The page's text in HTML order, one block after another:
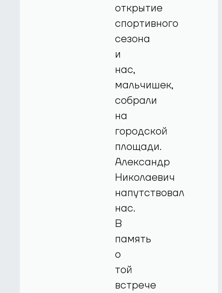
открытие
спортивного
сезона
и
нас,
мальчишек,
собрали
на
городской
площади.
Александр
Николаевич
напутствовал
нас.
В
память
о
той
встрече